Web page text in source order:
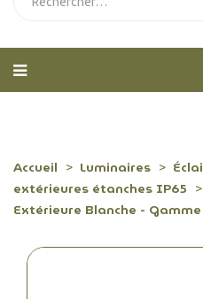
Accueil Luminaires
extérieures étanches IP65
Extérieure Blanche -